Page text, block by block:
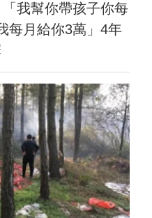
我幫你帶孩子你每
每月給你3萬」4年